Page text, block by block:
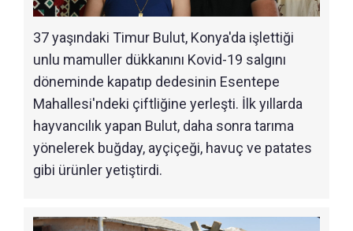
37 yaşındaki Timur Bulut, Konya'da işlettiği
unlu mamuller dükkanını Kovid-19 salgını
döneminde kapatıp dedesinin Esentepe
Mahallesi'ndeki çiftliğine yerleşti. İlk yıllarda
hayvancılık yapan Bulut, daha sonra tarıma
yönelerek buğday, ayçiçeği, havuç ve patates
gibi ürünler yetiştirdi.